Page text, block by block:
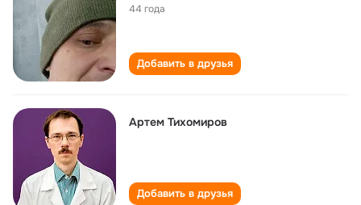
44 года
Добавить в друзья
Артем Тихомиров
Добавить в друзья